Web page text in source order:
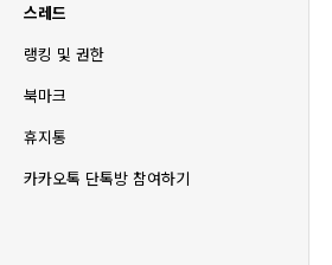
스레드
랭킹 및 권한
북마크
휴지통
카카오톡 단톡방 참여하기